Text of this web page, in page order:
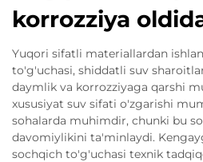
korrozziya
Yuqori sifatli materiallardan
to'g'uchasi, shiddatli suv
daymlik va korrozziyaga qarshi
xususiyat suv sifati o'zgarishi
sohalarda muhimdir, chunki bu
davomiylikini ta'minlaydi.
sochqich to'g'uchasi texnik